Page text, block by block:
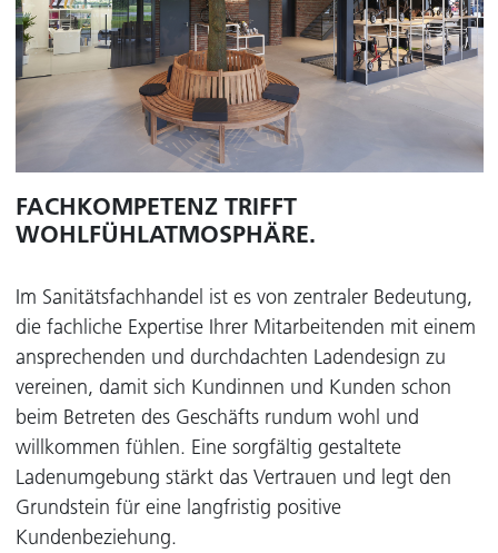
FACHKOMPETENZ TRIFFT
WOHLFÜHLATMOSPHÄRE.
Im Sanitätsfachhandel ist es von zentraler Bedeutung,
die fachliche Expertise Ihrer Mitarbeitenden mit einem
ansprechenden und durchdachten Ladendesign zu
vereinen, damit sich Kundinnen und Kunden schon
beim Betreten des Geschäfts rundum wohl und
willkommen fühlen. Eine sorgfältig gestaltete
Ladenumgebung stärkt das Vertrauen und legt den
Grundstein für eine langfristig positive
Kundenbeziehung.